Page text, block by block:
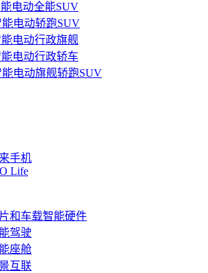
电动全能SUV
能电动轿跑SUV
电动行政旗舰
电动行政轿车
能电动旗舰轿跑SUV
手机
Life
和车载智能硬件
驾驶
座舱
互联